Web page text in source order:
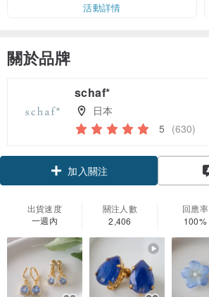
活動詳情
關於品牌
schaf*
日本
5 (630)
加入關注
出貨速度
一週內
關注人數
2,406
回應率
100%